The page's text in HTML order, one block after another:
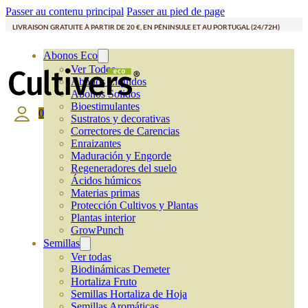
Passer au contenu principal Passer au pied de page
LIVRAISON GRATUITE À PARTIR DE 20 €, EN PÉNINSULE ET AU PORTUGAL (24/72H)
Abonos Eco
Ver Todos
Abonos Líquidos
Abonos Solidos
Bioestimulantes
Sustratos y decorativas
Correctores de Carencias
Enraizantes
Maduración y Engorde
Regeneradores del suelo
Ácidos húmicos
Materias primas
Protección Cultivos y Plantas
Plantas interior
GrowPunch
Semillas
Ver todas
Biodinámicas Demeter
Hortaliza Fruto
Semillas Hortaliza de Hoja
0